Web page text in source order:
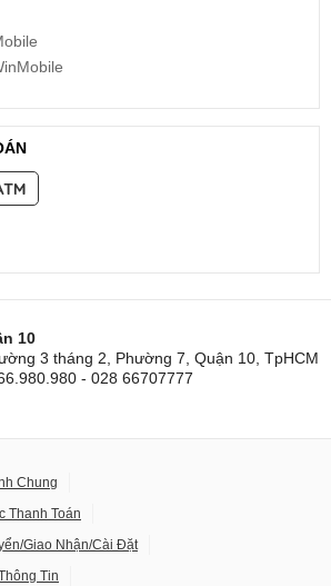
10
3 tháng 2, Phường 7, Quận 10, TpHCM
- 028 66707777
Chung
Thanh Toán
Giao Nhận/Cài Đặt
Tin